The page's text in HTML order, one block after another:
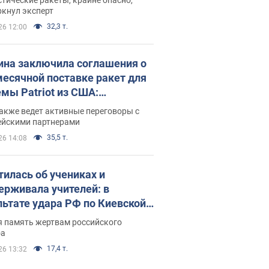
эксперт
12:00 32,3 т.
заключила соглашения о
поставке ракет для
Patriot из США:
раскрыл подробности
ведет активные переговоры с
партнерами
14:08 35,5 т.
об учениках и
учителей: в
удара РФ по Киевской
погибли директор
лицея, её муж и внук
память жертвам российского
13:32 17,4 т.